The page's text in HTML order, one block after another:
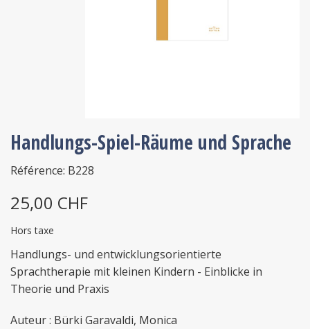
Handlungs-Spiel-Räume und Sprache
Référence: B228
25,00 CHF
Hors taxe
Handlungs- und entwicklungsorientierte
Sprachtherapie mit kleinen Kindern - Einblicke in
Theorie und Praxis
Auteur : Bürki Garavaldi, Monica